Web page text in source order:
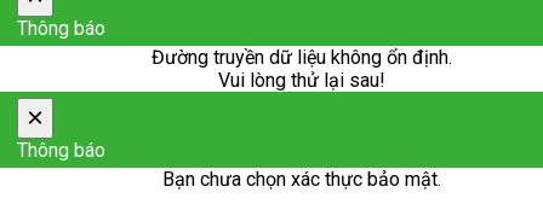
Thông báo
Đường truyền dữ liệu không ổn định.
Vui lòng thử lại sau!
×
Thông báo
Bạn chưa chọn xác thực bảo mật.